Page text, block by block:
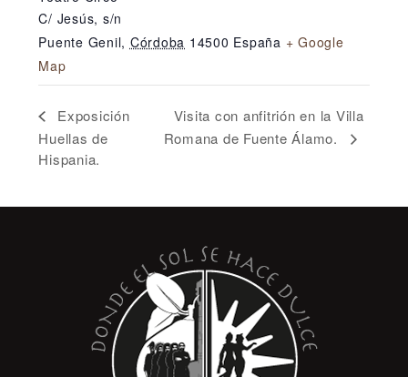
C/ Jesús, s/n
Puente Genil, Córdoba 14500 España + Google
Map
Exposición
Huellas de
Hispania.
Visita con anfitrión en la Villa
Romana de Fuente Álamo.